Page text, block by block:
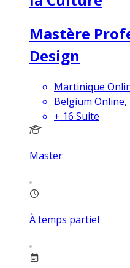
Mastère
Design
Martinique
Belgium Online,
+ 16 Suite
Master
À temps partiel